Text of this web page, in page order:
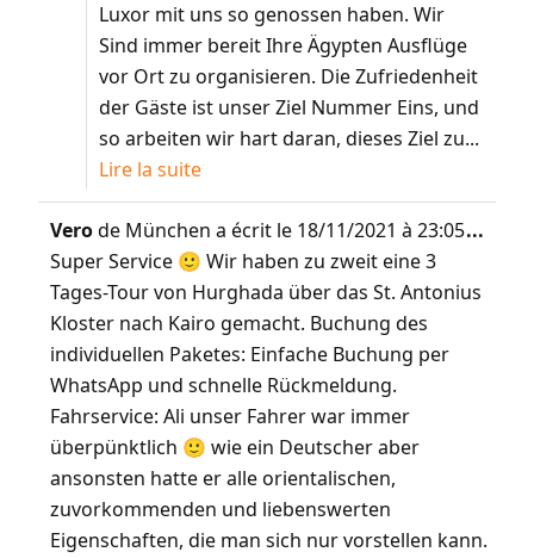
Luxor mit uns so genossen haben. Wir
Sind immer bereit Ihre Ägypten Ausflüge
vor Ort zu organisieren. Die Zufriedenheit
der Gäste ist unser Ziel Nummer Eins, und
so arbeiten wir hart daran, dieses Ziel zu...
Lire la suite
Verode München a écrit le 18/11/2021 à 23:05
Super Service 🙂 Wir haben zu zweit eine 3
Tages-Tour von Hurghada über das St. Antonius
Kloster nach Kairo gemacht. Buchung des
individuellen Paketes: Einfache Buchung per
WhatsApp und schnelle Rückmeldung.
Fahrservice: Ali unser Fahrer war immer
überpünktlich 🙂 wie ein Deutscher aber
ansonsten hatte er alle orientalischen,
zuvorkommenden und liebenswerten
Eigenschaften, die man sich nur vorstellen kann.
...